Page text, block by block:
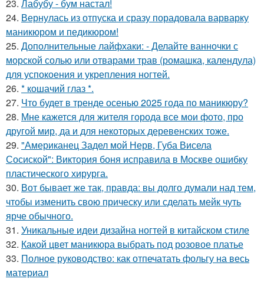
23. Лабубу - бум настал!
24. Вернулась из отпуска и сразу порадовала варварку
маникюром и педикюром!
25. Дополнительные лайфхаки: - Делайте ванночки с
морской солью или отварами трав (ромашка, календула)
для успокоения и укрепления ногтей.
26. * кошачий глаз *.
27. Что будет в тренде осенью 2025 года по маникюру?
28. Мне кажется для жителя города все мои фото, про
другой мир, да и для некоторых деревенских тоже.
29. "Американец Задел мой Нерв, Губа Висела
Сосиской": Виктория боня исправила в Москве ошибку
пластического хирурга.
30. Вот бывает же так, правда: вы долго думали над тем,
чтобы изменить свою прическу или сделать мейк чуть
ярче обычного.
31. Уникальные идеи дизайна ногтей в китайском стиле
32. Какой цвет маникюра выбрать под розовое платье
33. Полное руководство: как отпечатать фольгу на весь
материал